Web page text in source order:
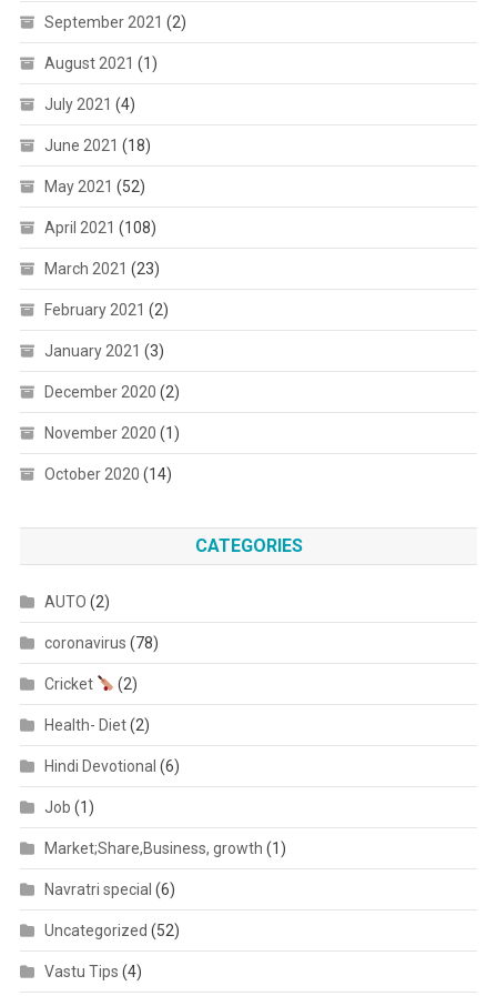
September 2021 (2)
August 2021 (1)
July 2021 (4)
June 2021 (18)
May 2021 (52)
April 2021 (108)
March 2021 (23)
February 2021 (2)
January 2021 (3)
December 2020 (2)
November 2020 (1)
October 2020 (14)
CATEGORIES
AUTO (2)
coronavirus (78)
Cricket (2)
Health- Diet(2)
Hindi Devotional (6)
Job (1)
Market;Share,Business, growth (1)
Navratri special (6)
Uncategorized (52)
Vastu Tips (4)